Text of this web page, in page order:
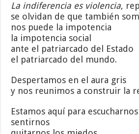
La indiferencia es violencia,
se olvidan de que también
nos puede la impotencia
la impotencia social
ante el patriarcado del Estado
el patriarcado del mundo.
Despertamos en el aura gris
y nos reunimos a construir la
Estamos aquí para escucharnos
sentirnos